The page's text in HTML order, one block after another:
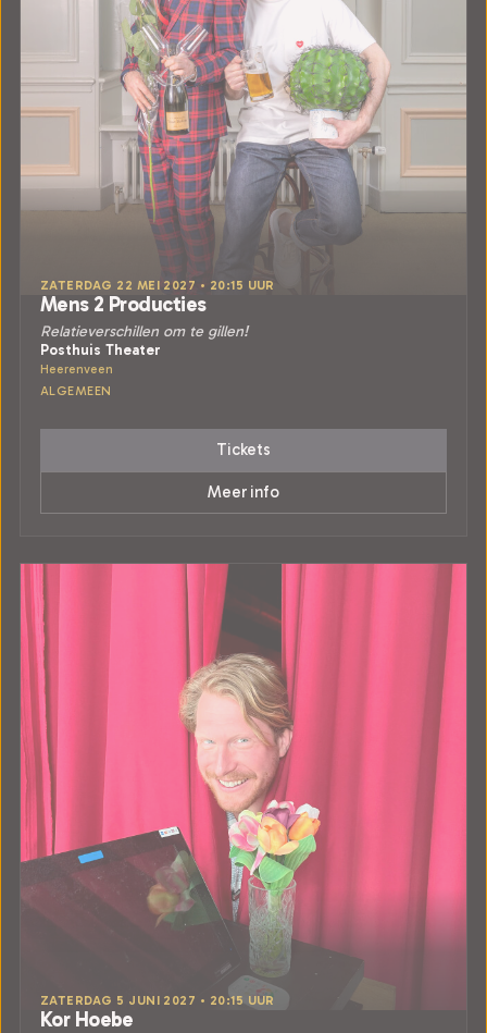
ZATERDAG 22 MEI 2027 • 20:15 UUR
Mens 2 Producties
Relatieverschillen om te gillen!
Posthuis Theater
Heerenveen
ALGEMEEN
Tickets
Meer info
ZATERDAG 5 JUNI 2027 • 20:15 UUR
Kor Hoebe